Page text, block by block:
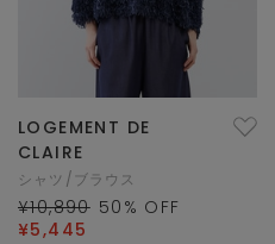
LOGEMENT DE
CLAIRE
シャツ/ブラウス
¥10,890 50 % OFF
¥5,445